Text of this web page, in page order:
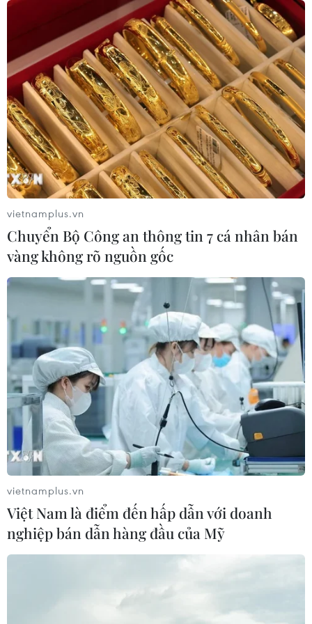
08/08/2026 03:50
Canada, Mỹ đàm phán thỏa thuận
thương mại tạm thời nhằm hạ nhiệt
căng thẳng
07/08/2026 23:53
Tổng thống đắc cử của Colombia
Abelardo De La Espriella nhậm chức
07/08/2026 23:12
Mỹ chi hơn 2,2 tỷ USD mua thêm 4
trung tâm giam giữ người nhập cư
trái phép
07/08/2026 22:47
Canada áp dụng biện pháp tự vệ tạm
thời với tủ gỗ và tủ lavabo nhập khẩu
07/08/2026 14:52
Kinh tế Mỹ bất ngờ mất 23.000 việc
làm trong tháng 7
07/08/2026 13:57
còn quá sớm để bàn về người kế
vietnamplus.vn
Chuyển Bộ Công an thông tin 7 cá nhân bán
vàng không rõ nguồn gốc
vietnamplus.vn
Việt Nam là điểm đến hấp dẫn với doanh
nghiệp bán dẫn hàng đầu của Mỹ